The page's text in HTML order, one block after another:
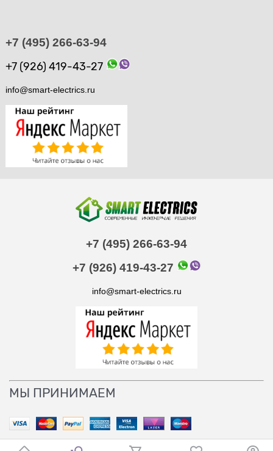
+7 (495) 266-63-94
+7 (926) 419-43-27
info@smart-electrics.ru
+7 (495) 266-63-94
+7 (926) 419-43-27
info@smart-electrics.ru
МЫ ПРИНИМАЕМ